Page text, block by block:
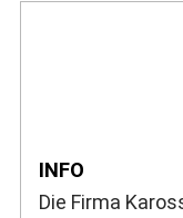
INFO
Die Firma